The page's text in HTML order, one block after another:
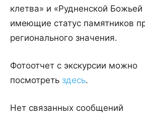
клетва» и «Рудненской Божьей
имеющие статус памятников
регионального значения.
Фотоотчет с экскурсии можно
посмотреть здесь.
Нет связанных сообщений